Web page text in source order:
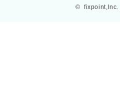
©  fixpoint,Inc.